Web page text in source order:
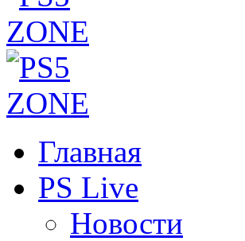
Главная
PS Live
Новости